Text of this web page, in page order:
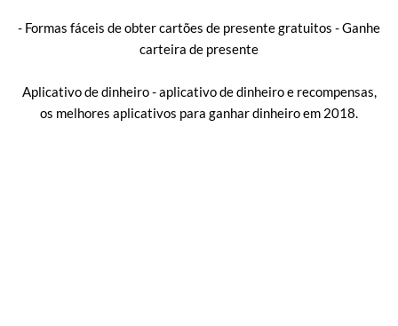
- Formas fáceis de obter cartões de presente gratuitos - Ganhe
carteira de presente
Aplicativo de dinheiro - aplicativo de dinheiro e recompensas,
os melhores aplicativos para ganhar dinheiro em 2018.